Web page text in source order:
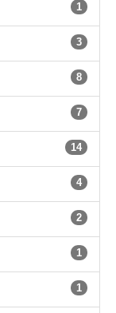
1
3
8
7
14
4
2
1
1